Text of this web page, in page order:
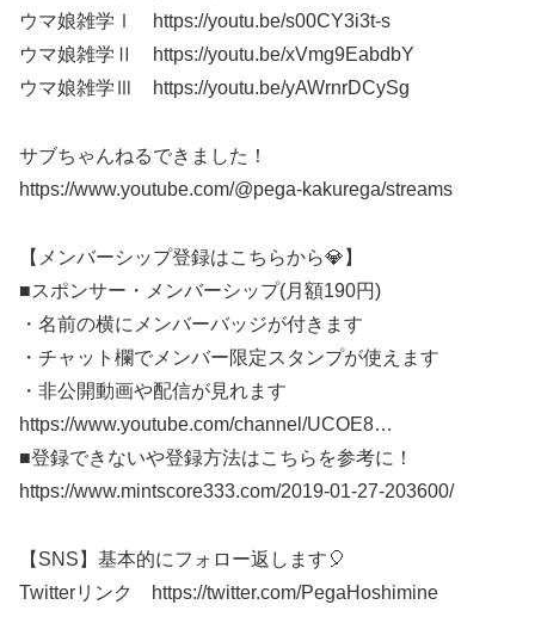
ウマ娘雑学Ⅰ https://youtu.be/s00CY3i3t-s
ウマ娘雑学Ⅱ https://youtu.be/xVmg9EabdbY
ウマ娘雑学Ⅲ https://youtu.be/yAWrnrDCySg
サブちゃんねるできました！
https://www.youtube.com/@pega-kakurega/streams
【メンバーシップ登録はこちらから💎】
■スポンサー・メンバーシップ(月額190円)
・名前の横にメンバーバッジが付きます
・チャット欄でメンバー限定スタンプが使えます
・非公開動画や配信が見れます
https://www.youtube.com/channel/UCOE8​​​…
■登録できないや登録方法はこちらを参考に！
https://www.mintscore333.com/2019-01-27-203600/
【SNS】基本的にフォロー返します🎈
Twitterリンク https://twitter.com/PegaHoshimine